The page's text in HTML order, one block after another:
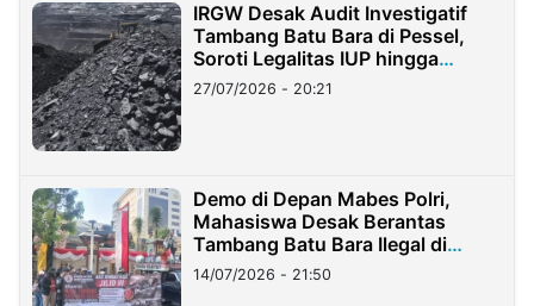
IRGW Desak Audit Investigatif
Tambang Batu Bara di Pessel,
Soroti Legalitas IUP hingga
Stockpile
27/07/2026 - 20:21
Demo di Depan Mabes Polri,
Mahasiswa Desak Berantas
Tambang Batu Bara Ilegal di
Lampung
14/07/2026 - 21:50